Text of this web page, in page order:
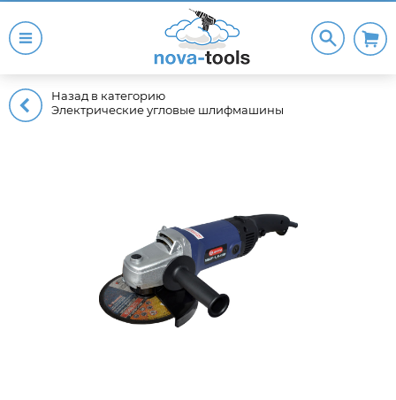
Назад в категорию
Электрические угловые шлифмашины